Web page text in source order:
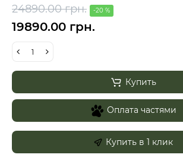
24890.00 грн. -20 %
19890.00 грн.
Купить
Оплата частями
Купить в 1 клик